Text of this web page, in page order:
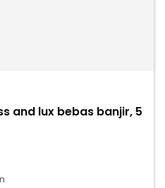
and lux bebas banjir, 5